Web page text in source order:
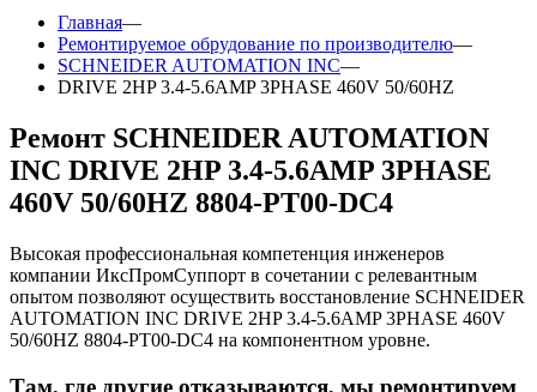
Главная—
Ремонтируемое обрудование по производителю—
SCHNEIDER AUTOMATION INC—
DRIVE 2HP 3.4-5.6AMP 3PHASE 460V 50/60HZ
Ремонт SCHNEIDER AUTOMATION
INC DRIVE 2HP 3.4-5.6AMP 3PHASE
460V 50/60HZ 8804-PT00-DC4
Высокая профессиональная компетенция инженеров
компании ИксПромСуппорт в сочетании с релевантным
опытом позволяют осуществить восстановление SCHNEIDER
AUTOMATION INC DRIVE 2HP 3.4-5.6AMP 3PHASE 460V
50/60HZ 8804-PT00-DC4 на компонентном уровне.
Там, где другие отказываются, мы ремонтируем